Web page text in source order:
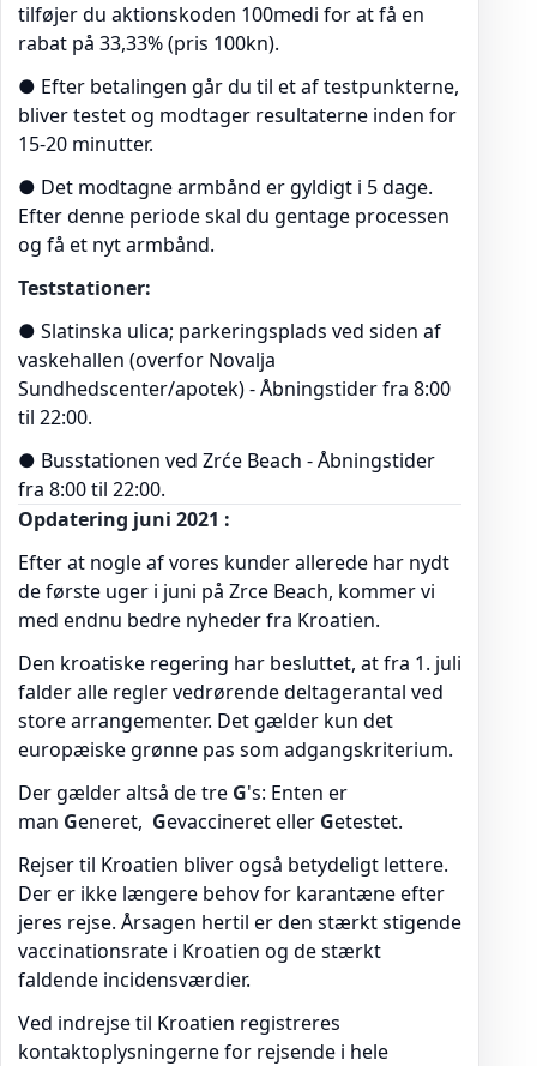
tilføjer du aktionskoden 100medi for at få en
rabat på 33,33% (pris 100kn).
● Efter betalingen går du til et af testpunkterne,
bliver testet og modtager resultaterne inden for
15-20 minutter.
● Det modtagne armbånd er gyldigt i 5 dage.
Efter denne periode skal du gentage processen
og få et nyt armbånd.
Teststationer:
● Slatinska ulica; parkeringsplads ved siden af
vaskehallen (overfor Novalja
Sundhedscenter/apotek) - Åbningstider fra 8:00
til 22:00.
● Busstationen ved Zrće Beach - Åbningstider
fra 8:00 til 22:00.
Opdatering juni 2021 :
Efter at nogle af vores kunder allerede har nydt
de første uger i juni på Zrce Beach, kommer vi
med endnu bedre nyheder fra Kroatien.
Den kroatiske regering har besluttet, at fra 1. juli
falder alle regler vedrørende deltagerantal ved
store arrangementer. Det gælder kun det
europæiske grønne pas som adgangskriterium.
Der gælder altså de tre G's: Enten er
man Generet, Gevaccineret eller Getestet.
Rejser til Kroatien bliver også betydeligt lettere.
Der er ikke længere behov for karantæne efter
jeres rejse. Årsagen hertil er den stærkt stigende
vaccinationsrate i Kroatien og de stærkt
faldende incidensværdier.
Ved indrejse til Kroatien registreres
kontaktoplysningerne for rejsende i hele